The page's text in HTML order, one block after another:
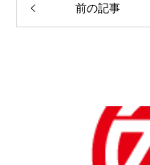
前の記事